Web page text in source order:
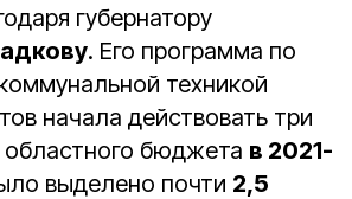
губернатору
. Его программа по
техникой
начала действовать три
областного бюджета в 2021-
выделено почти 2,5